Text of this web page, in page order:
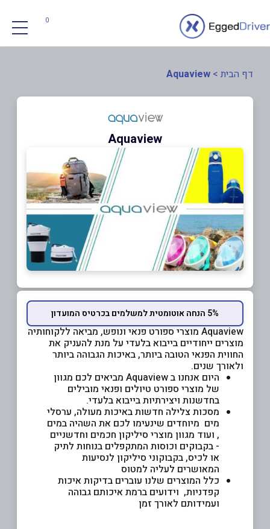
0
דף הבית >
Aquaview
Aquaview
5% הנחה אוטומטית למשלמים בכרטיס המועדון
Aquaview מוצרי ספורט פנאי ונופש, מביאה ללקוחותיה
מוצרים ייחודיים בייבוא בלעדי על מנת להעניק את
החווית הפנאי הטובה ביותר, באיכות הגבוהה ביותר
ולאורך שנים.
היום אנחנו ב Aquaview מביאים לכם מגוון
של מוצרי ספורט טיולים ופנאי מובילים
בחדשנות ויצירתיות בייבוא בלעדי.
מסכות צלילה חדשות באיכות מעולה, ערסלי
מים מיוחדים שינעימו לכם את השהיה במים
, ועוד מגוון מוצרי סיליקון חכמים וחדשניים
- בקבוקים וכוסות המתקפלים בנוחות לתיק
או לכיס, בקבוקוני סיליקון לנסיעות
המאושרים לעליה למטוס
כלל המוצרים שלנו עוברים בדיקות איכות
קפדניות, וידועים ברמת איכותם גבוהה
ועמידותם לאורך זמן